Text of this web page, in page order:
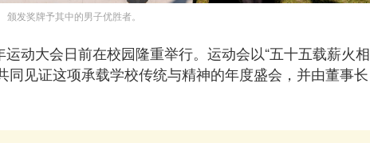
颁发奖牌予其中的男子优胜者。
动大会日前在校园隆重举行。运动会以“五十五载薪火相
同见证这项承载学校传统与精神的年度盛会，并由董事长